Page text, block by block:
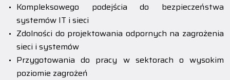
Kompleksowego podejścia do bezpieczeństwa
systemów IT i sieci
Zdolności do projektowania odpornych na zagrożenia
sieci i systemów
Przygotowania do pracy w sektorach o wysokim
poziomie zagrożeń